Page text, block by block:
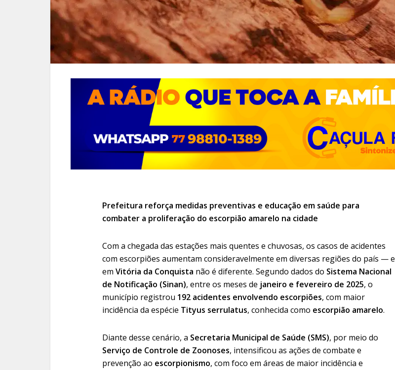
Prefeitura reforça medidas preventivas e educação em saúde para
combater a proliferação do escorpião amarelo na cidade
Com a chegada das estações mais quentes e chuvosas, os casos de acidentes
com escorpiões aumentam consideravelmente em diversas regiões do país — e
em Vitória da Conquista não é diferente. Segundo dados do Sistema Nacional
de Notificação (Sinan), entre os meses de janeiro e fevereiro de 2025, o
município registrou 192 acidentes envolvendo escorpiões, com maior
incidência da espécie Tityus serrulatus, conhecida como escorpião amarelo.
Diante desse cenário, a Secretaria Municipal de Saúde (SMS), por meio do
Serviço de Controle de Zoonoses, intensificou as ações de combate e
prevenção ao escorpionismo, com foco em áreas de maior incidência e